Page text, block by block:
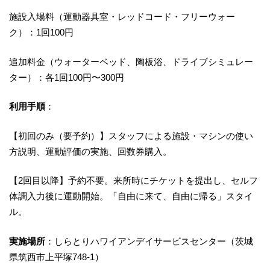
施設入場料（運動器具室・レッドコード・フリーウォー
ク）：1回100円
追加料金（ウォーターベッド、陶板浴、ドライブシミュレー
ター）：各1回100円〜300円
利用手順：
【初回のみ（要予約）】スタッフによる施設・マシンの使い
方説明、運動評価の実施、回数券購入。
【2回目以降】予約不要。来所時にチケットを提出し、セルフ
体調入力後に運動開始。「自由に来て、自由に帰る」スタイ
ル。
実施場所 ：しらとりハワイアンデイサービスセンター（茨城
県筑西市上平塚748-1）